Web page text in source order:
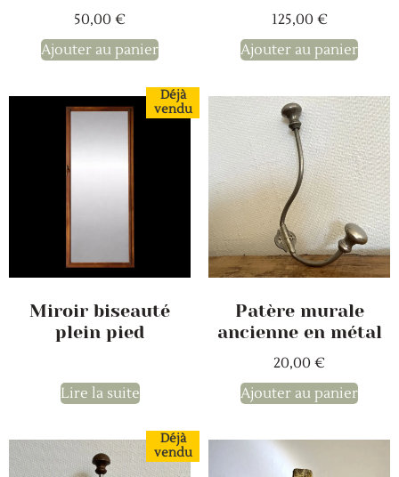
50,00 €
Ajouter au panier
125,00 €
Ajouter au panier
Déjà
vendu
Miroir biseauté
plein pied
Lire la suite
Patère murale
ancienne en métal
20,00 €
Ajouter au panier
Déjà
vendu